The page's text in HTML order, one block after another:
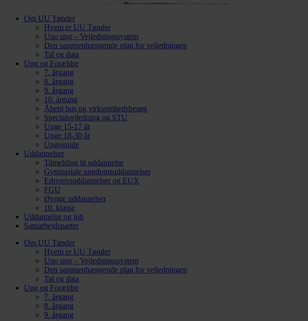
Om UU Tønder
Hvem er UU Tønder
Uno ung – Vejledningssystem
Den sammenhængende plan for vejledningen
Tal og data
Ung og Forældre
7. årgang
8. årgang
9. årgang
10. årgang
Åbent hus og virksomhedsbesøg
Specialvejledning og STU
Unge 15-17 år
Unge 18-30 år
Ungeguide
Uddannelser
Tilmelding til uddannelse
Gymnasiale ungdomsuddannelser
Erhvervsuddannelser og EUX
FGU
Øvrige uddannelser
10. klasse
Uddannelse og job
Samarbejdsparter
Om UU Tønder
Hvem er UU Tønder
Uno ung – Vejledningssystem
Den sammenhængende plan for vejledningen
Tal og data
Ung og Forældre
7. årgang
8. årgang
9. årgang